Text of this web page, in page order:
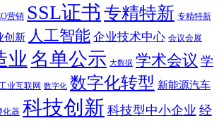
营销 SSL证书 专精特新 专精特新
创新 人工智能 企业技术中心 会议会展
业 名单公示 大数据 学术会议 学
业互联网 数字化 数字化转型 新能源汽车
化器 科技创新 科技型中小企业 经